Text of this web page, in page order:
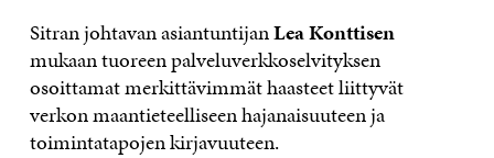
Sitran johtavan asiantuntijanLea Konttisen
mukaan tuoreen palveluverkkoselvityksen
osoittamat merkittävimmät haasteet liittyvät
verkon maantieteelliseen hajanaisuuteen ja
toimintatapojen kirjavuuteen.